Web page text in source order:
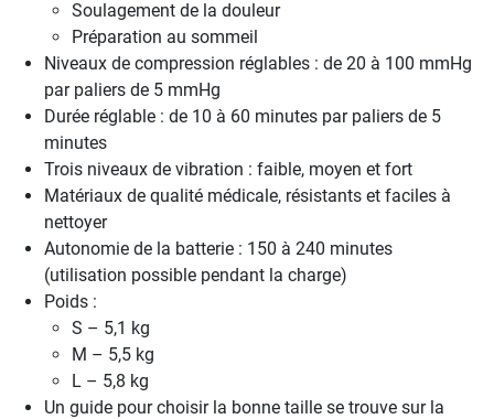
Soulagement de la douleur
Préparation au sommeil
Niveaux de compression réglables : de 20 à 100 mmHg
par paliers de 5 mmHg
Durée réglable : de 10 à 60 minutes par paliers de 5
minutes
Trois niveaux de vibration : faible, moyen et fort
Matériaux de qualité médicale, résistants et faciles à
nettoyer
Autonomie de la batterie : 150 à 240 minutes
(utilisation possible pendant la charge)
Poids :
S – 5,1 kg
M – 5,5 kg
L – 5,8 kg
Un guide pour choisir la bonne taille se trouve sur la